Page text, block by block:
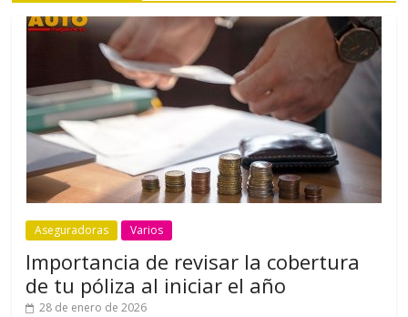
Aseguradoras Varios
Importancia de revisar la cobertura
de tu póliza al iniciar el año
28 de enero de 2026